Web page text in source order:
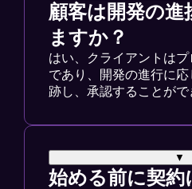
顧客は開発の進
ますか？
はい、クライアントは
であり、開発の進行に
跡し、承認することがで
▼
始める前に契約